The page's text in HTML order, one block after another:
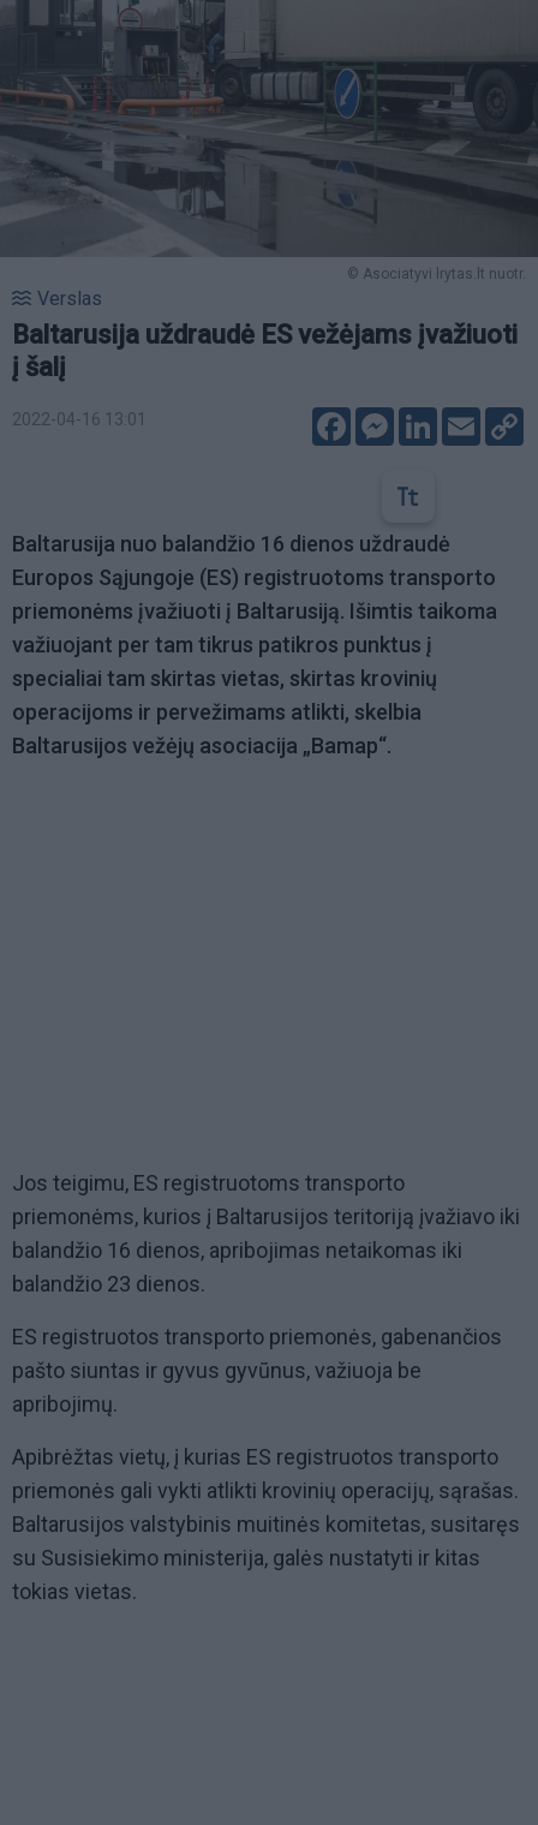
© Asociatyvi lrytas.lt nuotr.
Verslas
Baltarusija uždraudė ES vežėjams įvažiuoti
į šalį
2022-04-16 13:01 FacebookMessenger
LinkedIn
Email
Baltarusija nuo balandžio 16 dienos uždraudė
Europos Sąjungoje (ES) registruotoms transporto
priemonėms įvažiuoti į Baltarusiją. Išimtis taikoma
važiuojant per tam tikrus patikros punktus į
specialiai tam skirtas vietas, skirtas krovinių
operacijoms ir pervežimams atlikti, skelbia
Baltarusijos vežėjų asociacija „Bamap“.
Jos teigimu, ES registruotoms transporto
priemonėms, kurios į Baltarusijos teritoriją įvažiavo iki
balandžio 16 dienos, apribojimas netaikomas iki
balandžio 23 dienos.
ES registruotos transporto priemonės, gabenančios
pašto siuntas ir gyvus gyvūnus, važiuoja be
apribojimų.
Apibrėžtas vietų, į kurias ES registruotos transporto
priemonės gali vykti atlikti krovinių operacijų, sąrašas.
Baltarusijos valstybinis muitinės komitetas, susitaręs
su Susisiekimo ministerija, galės nustatyti ir kitas
tokias vietas.